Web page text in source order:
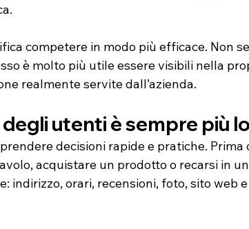
competere in modo più efficace. Non
è molto più utile essere visibili nella
realmente servite dall’azienda.
utenti è sempre più
decisioni rapide e pratiche. Prima
acquistare un prodotto o recarsi in
indirizzo, orari, recensioni, foto, sito web